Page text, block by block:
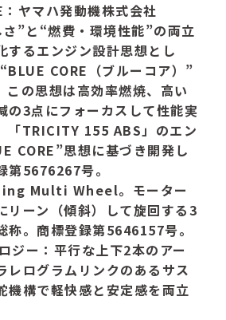
ヤマハ発動機株式会社
”と“燃費・環境性能”の両立
するエンジン設計思想とし
CORE（ブルーコア）”
この思想は高効率燃焼、高い
の3点にフォーカスして性能実
「TRICITY 155 ABS」のエン
CORE”思想に基づき開発し
第5676267号。
Multi Wheel。モーター
リーン（傾斜）して旋回する3
称。商標登録第5646157号。
ジー：平行な上下2本のアー
レログラムリンクのあるサス
機構で軽快感と安定感を両立